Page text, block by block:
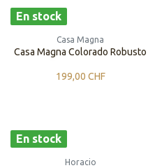
En stock
Casa Magna
Casa Magna Colorado Robusto
199,00 CHF
En stock
Horacio